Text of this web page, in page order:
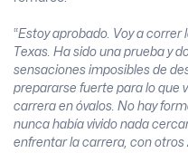
“Estoy aprobado. Voy a correr
Texas. Ha sido una prueba y
sensaciones imposibles de
prepararse fuerte para lo que
carrera en óvalos. No hay
nunca había vivido nada
enfrentar la carrera, con otros